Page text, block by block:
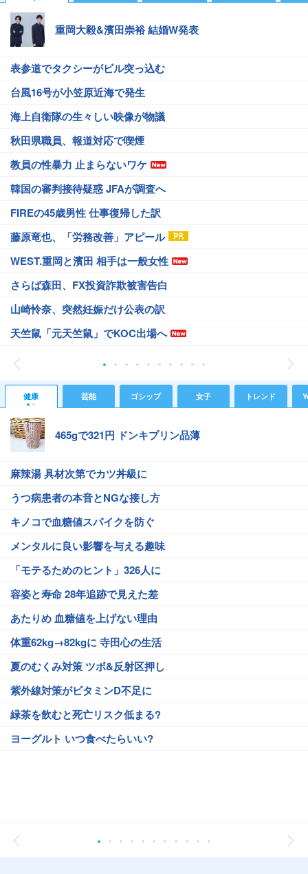
重岡大毅&濱田崇裕 結婚W発表
表参道でタクシーがビル突っ込む
台風16号が小笠原近海で発生
海上自衛隊の生々しい映像が物議
秋田県職員、報道対応で喫煙
教員の性暴力 止まらないワケ
韓国の審判接待疑惑 JFAが調査へ
FIREの45歳男性 仕事復帰した訳
藤原竜也、「労務改善」アピール
WEST.重岡と濱田 相手は一般女性
さらば森田、FX投資詐欺被害告白
山崎怜奈、突然妊娠だけ公表の訳
天竺鼠「元天竺鼠」でKOC出場へ
健康 芸能 ゴシップ 女子 トレンド
465gで321円 ドンキプリン品薄
麻辣湯 具材次第でカツ丼級に
うつ病患者の本音とNGな接し方
キノコで血糖値スパイクを防ぐ
メンタルに良い影響を与える趣味
「モテるためのヒント」326人に
容姿と寿命 28年追跡で見えた差
あたりめ 血糖値を上げない理由
体重62kg→82kgに 寺田心の生活
夏のむくみ対策 ツボ&反射区押し
紫外線対策がビタミンD不足に
緑茶を飲むと死亡リスク低まる?
ヨーグルト いつ食べたらいい?